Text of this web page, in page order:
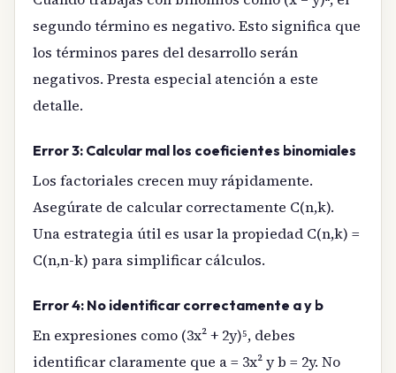
segundo término es negativo. Esto significa que
los términos pares del desarrollo serán
negativos. Presta especial atención a este
detalle.
Error 3: Calcular mal los coeficientes binomiales
Los factoriales crecen muy rápidamente.
Asegúrate de calcular correctamente C(n,k).
Una estrategia útil es usar la propiedad C(n,k) =
C(n,n-k) para simplificar cálculos.
Error 4: No identificar correctamente a y b
En expresiones como (3x² + 2y)⁵, debes
identificar claramente que a = 3x² y b = 2y. No